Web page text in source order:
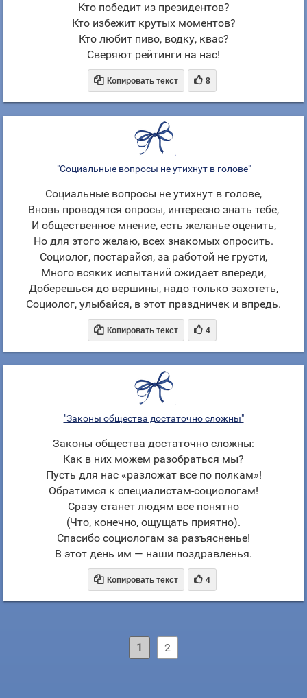
Кто победит из президентов?
Кто избежит крутых моментов?
Кто любит пиво, водку, квас?
Сверяют рейтинги на нас!
 Копировать текст  8
"Социальные вопросы не утихнут в голове"
Социальные вопросы не утихнут в голове,
Вновь проводятся опросы, интересно знать тебе,
И общественное мнение, есть желанье оценить,
Но для этого желаю, всех знакомых опросить.
Социолог, постарайся, за работой не грусти,
Много всяких испытаний ожидает впереди,
Доберешься до вершины, надо только захотеть,
Социолог, улыбайся, в этот праздничек и впредь.
 Копировать текст  4
"Законы общества достаточно сложны"
Законы общества достаточно сложны:
Как в них можем разобраться мы?
Пусть для нас «разложат все по полкам»!
Обратимся к специалистам-социологам!
Сразу станет людям все понятно
(Что, конечно, ощущать приятно).
Спасибо социологам за разъясненье!
В этот день им — наши поздравленья.
 Копировать текст  4
1 2